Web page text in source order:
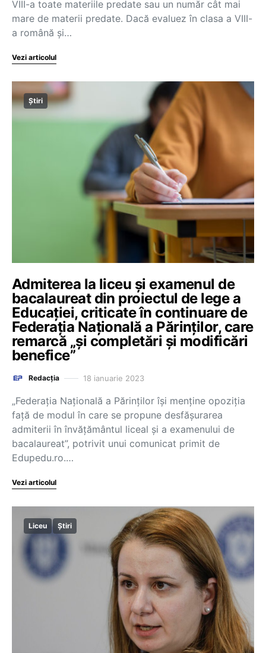
VIII-a toate materiile predate sau un număr cât mai
mare de materii predate. Dacă evaluez în clasa a VIII-
a română și…
Vezi articolul
Știri
Admiterea la liceu și examenul de
bacalaureat din proiectul de lege a
Educației, criticate în continuare de
Federația Națională a Părinților, care
remarcă „și completări și modificări
benefice”
Redacția 18 ianuarie 2023
„Federația Națională a Părinților își menține opoziția
față de modul în care se propune desfășurarea
admiterii în învățământul liceal și a examenului de
bacalaureat”, potrivit unui comunicat primit de
Edupedu.ro.…
Vezi articolul
Liceu Știri